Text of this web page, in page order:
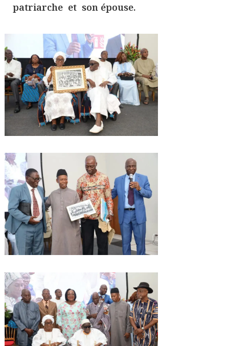
patriarche et son épouse.